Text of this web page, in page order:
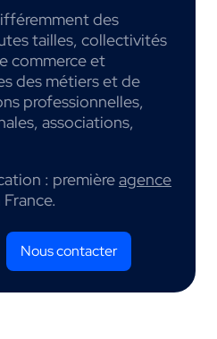
des
tailles, collectivités
commerce et
des métiers et de
professionnelles,
associations,
: premièreagence
France.
Nous contacter